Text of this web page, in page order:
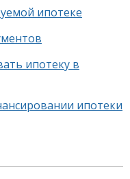
ипотеке
ипотеку в
ипотеки